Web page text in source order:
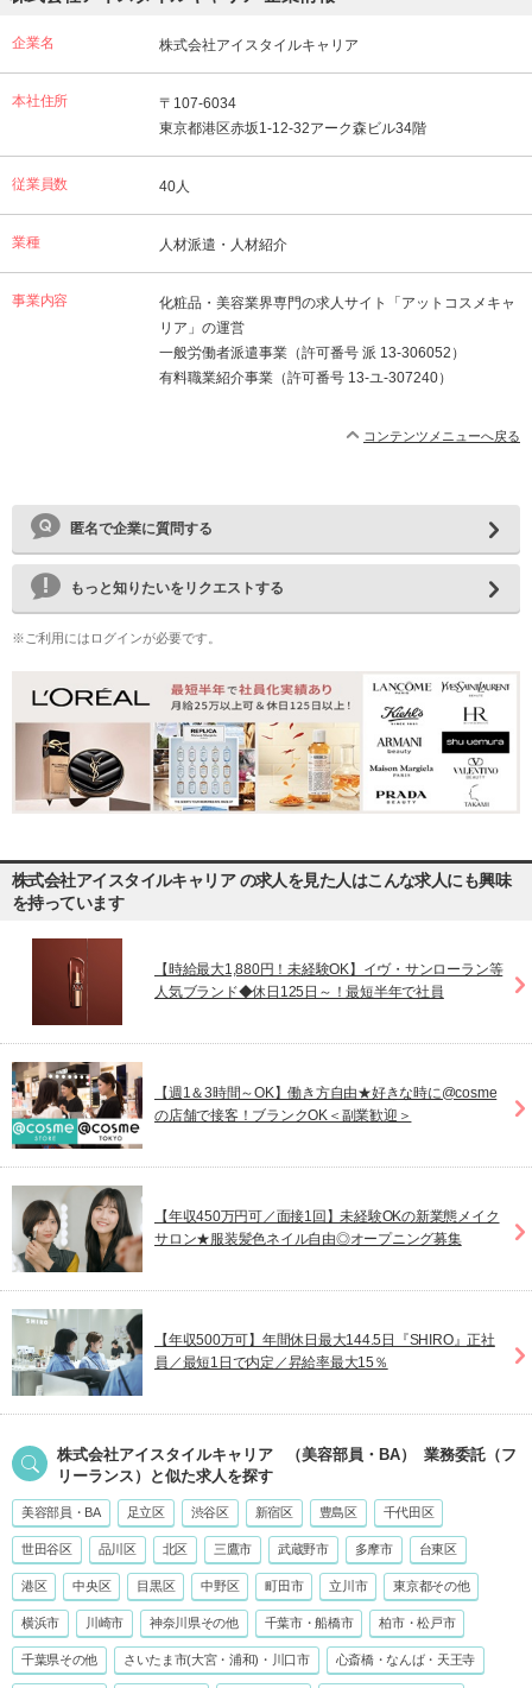
企業名 株式会社アイスタイルキャリア
本社住所
〒107-6034
東京都港区赤坂1-12-32アーク森ビル34階
従業員数 40人
業種 人材派遣・人材紹介
事業内容
化粧品・美容業界専門の求人サイト「アットコスメキャ
リア」の運営
一般労働者派遣事業（許可番号 派 13-306052）
有料職業紹介事業（許可番号 13-ユ-307240）
コンテンツメニューへ戻る
匿名で企業に質問する
もっと知りたいをリクエストする
※ご利用にはログインが必要です。
株式会社アイスタイルキャリア の求人を見た人はこんな求人にも興味
を持っています
【時給最大1,880円！未経験OK】イヴ・サンローラン等
人気ブランド◆休日125日～！最短半年で社員
【週1＆3時間～OK】働き方自由★好きな時に@cosme
の店舗で接客！ブランクOK＜副業歓迎＞
【年収450万円可／面接1回】未経験OKの新業態メイク
サロン★服装髪色ネイル自由◎オープニング募集
【年収500万可】年間休日最大144.5日『SHIRO』正社
員／最短1日で内定／昇給率最大15％
株式会社アイスタイルキャリア （美容部員・BA）
業務委託（フ
リーランス）
と似た求人を探す
美容部員・BA 足立区 渋谷区 新宿区 豊島区 千代田区
世田谷区 品川区 北区 三鷹市 武蔵野市 多摩市 台東区
港区 中央区 目黒区 中野区 町田市 立川市 東京都その他
横浜市 川崎市 神奈川県その他 千葉市・船橋市 柏市・松戸市
千葉県その他 さいたま市(大宮・浦和)・川口市 心斎橋・なんば・天王寺